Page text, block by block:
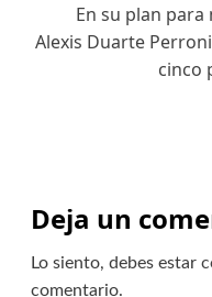
En su plan
Alexis Duarte
cinco
Deja un
Lo siento, debes estar
comentario.